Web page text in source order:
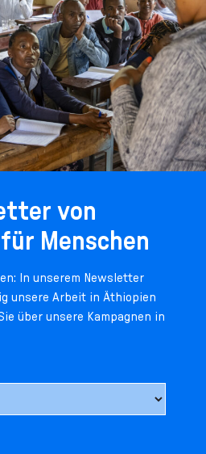
von
Menschen
In unserem Newsletter
unsere Arbeit in Äthiopien
über unsere Kampagnen in